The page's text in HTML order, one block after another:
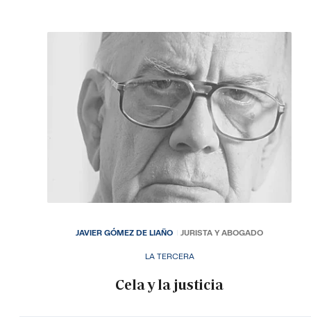
LA TERCERA
Cela y la justicia
JAVIER GÓMEZ DE LIAÑO JURISTA Y ABOGADO